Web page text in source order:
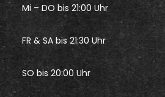
Mi – DO bis 21:00 Uhr
FR & SA bis 21:30 Uhr
SO bis 20:00 Uhr